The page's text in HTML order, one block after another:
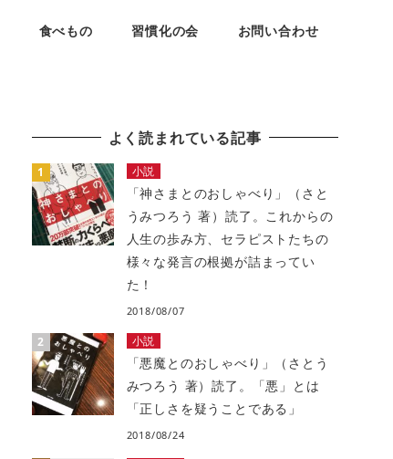
食べもの 習慣化の会 お問い合わせ
よく読まれている記事
小説
「神さまとのおしゃべり」（さと
うみつろう 著）読了。これからの
人生の歩み方、セラピストたちの
様々な発言の根拠が詰まってい
た！
2018/08/07
小説
「悪魔とのおしゃべり」（さとう
みつろう 著）読了。「悪」とは
「正しさを疑うことである」
2018/08/24